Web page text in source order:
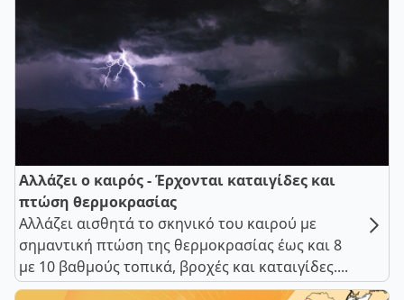
Αλλάζει ο καιρός - Έρχονται καταιγίδες και
πτώση θερμοκρασίας
Αλλάζει αισθητά το σκηνικό του καιρού με
σημαντική πτώση της θερμοκρασίας έως και 8
με 10 βαθμούς τοπικά, βροχές και καταιγίδες....